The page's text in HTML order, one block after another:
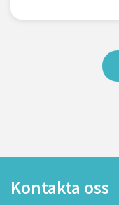
Kontakta oss